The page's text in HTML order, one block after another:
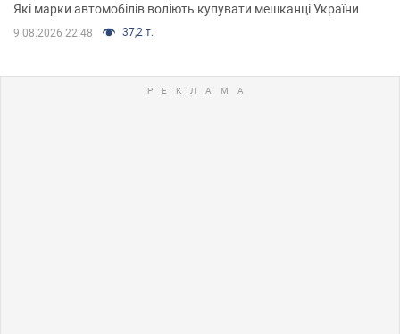
Які марки автомобілів воліють купувати мешканці України
9.08.2026 22:48 37,2 т.